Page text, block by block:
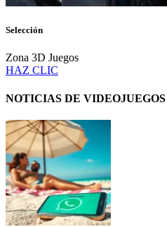
Selección
Zona 3D Juegos
HAZ CLIC
NOTICIAS DE VIDEOJUEGOS